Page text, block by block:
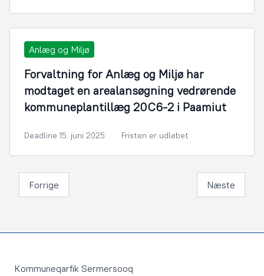
Anlæg og Miljø
Forvaltning for Anlæg og Miljø har
modtaget en arealansøgning vedrørende
kommuneplantillæg 20C6-2 i Paamiut
Deadline 15. juni 2025 Fristen er udløbet
Forrige Næste
Kommuneqarfik Sermersooq